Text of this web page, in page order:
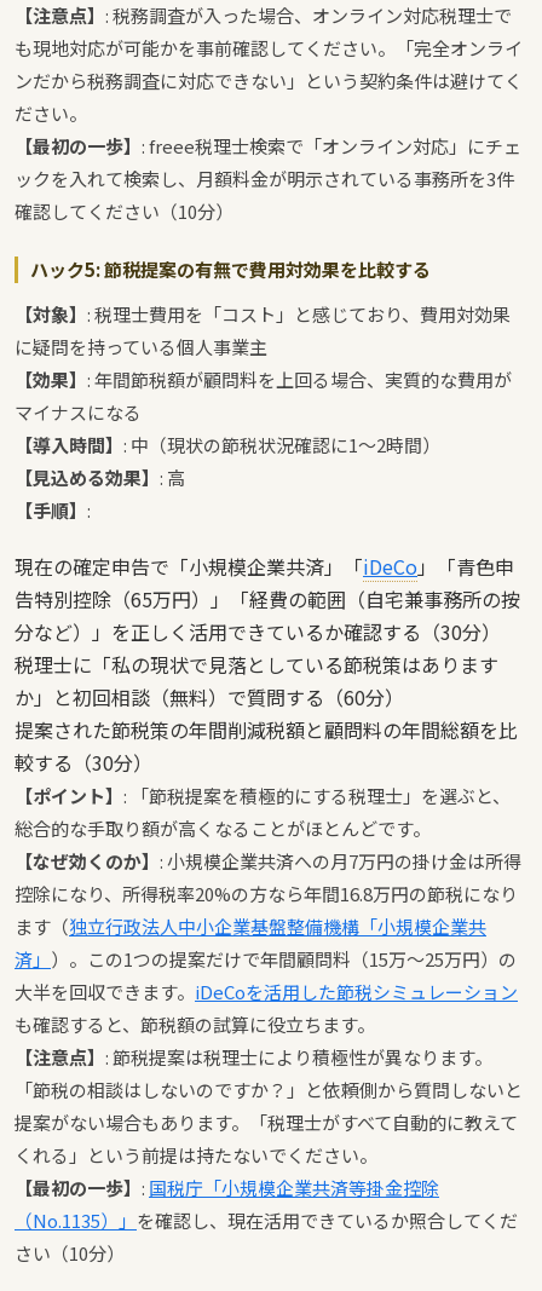
【注意点】 : 税務調査が入った場合、オンライン対応税理士で
も現地対応が可能かを事前確認してください。「完全オンライ
ンだから税務調査に対応できない」という契約条件は避けてく
ださい。
【最初の一歩】 : freee税理士検索で「オンライン対応」にチェ
ックを入れて検索し、月額料金が明示されている事務所を3件
確認してください（10分）
ハック5: 節税提案の有無で費用対効果を比較する
【対象】 : 税理士費用を「コスト」と感じており、費用対効果
に疑問を持っている個人事業主
【効果】 : 年間節税額が顧問料を上回る場合、実質的な費用が
マイナスになる
【導入時間】 : 中（現状の節税状況確認に1〜2時間）
【見込める効果】 : 高
【手順】 :
現在の確定申告で「小規模企業共済」「iDeCo」「青色申
告特別控除（65万円）」「経費の範囲（自宅兼事務所の按
分など）」を正しく活用できているか確認する（30分）
税理士に「私の現状で見落としている節税策はあります
か」と初回相談（無料）で質問する（60分）
提案された節税策の年間削減税額と顧問料の年間総額を比
較する（30分）
【ポイント】 : 「節税提案を積極的にする税理士」を選ぶと、
総合的な手取り額が高くなることがほとんどです。
【なぜ効くのか】 : 小規模企業共済への月7万円の掛け金は所得
控除になり、所得税率20%の方なら年間16.8万円の節税になり
ます（独立行政法人中小企業基盤整備機構「小規模企業共
済」 ）。この1つの提案だけで年間顧問料（15万〜25万円）の
大半を回収できます。 iDeCoを活用した節税シミュレーション
も確認すると、節税額の試算に役立ちます。
【注意点】 : 節税提案は税理士により積極性が異なります。
「節税の相談はしないのですか？」と依頼側から質問しないと
提案がない場合もあります。「税理士がすべて自動的に教えて
くれる」という前提は持たないでください。
【最初の一歩】 : 国税庁「小規模企業共済等掛金控除
（No.1135）」 を確認し、現在活用できているか照合してくだ
さい（10分）